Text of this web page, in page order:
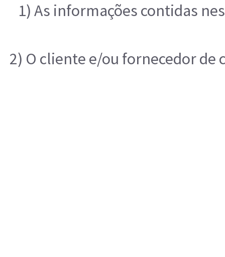
1) As informações contidas
2) O cliente e/ou fornecedor